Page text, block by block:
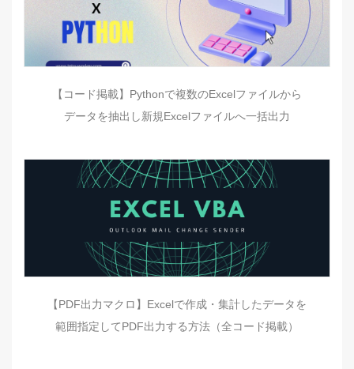
【コード掲載】Pythonで複数のExcelファイルから
データを抽出し新規Excelファイルへ一括出力
【PDF出力マクロ】Excelで作成・集計したデータを
範囲指定してPDF出力する方法（全コード掲載）